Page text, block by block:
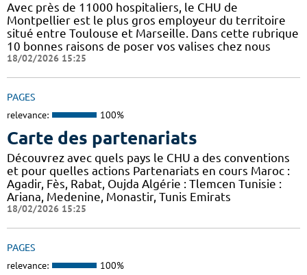
Avec près de 11000 hospitaliers, le CHU de
Montpellier est le plus gros employeur du territoire
situé entre Toulouse et Marseille. Dans cette rubrique
10 bonnes raisons de poser vos valises chez nous
18/02/2026 15:25
PAGES
relevance: 100%
Carte des partenariats
Découvrez avec quels pays le CHU a des conventions
et pour quelles actions Partenariats en cours Maroc :
Agadir, Fès, Rabat, Oujda Algérie : Tlemcen Tunisie :
Ariana, Medenine, Monastir, Tunis Emirats
18/02/2026 15:25
PAGES
relevance: 100%